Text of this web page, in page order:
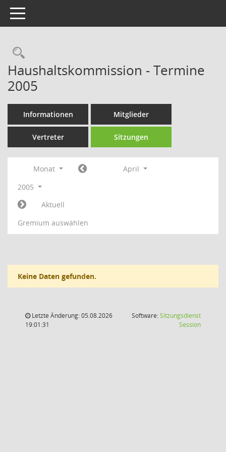
Toggle navigation
Rechercheauswahl
Haushaltskommission - Termine
2005
Informationen Mitglieder
Vertreter Sitzungen
Monat
April
2005
Aktuell
Gremium auswählen
Keine Daten gefunden.
Letzte Änderung: 05.08.2026
19:01:31
Software:Sitzungsdienst
Session(Wird in